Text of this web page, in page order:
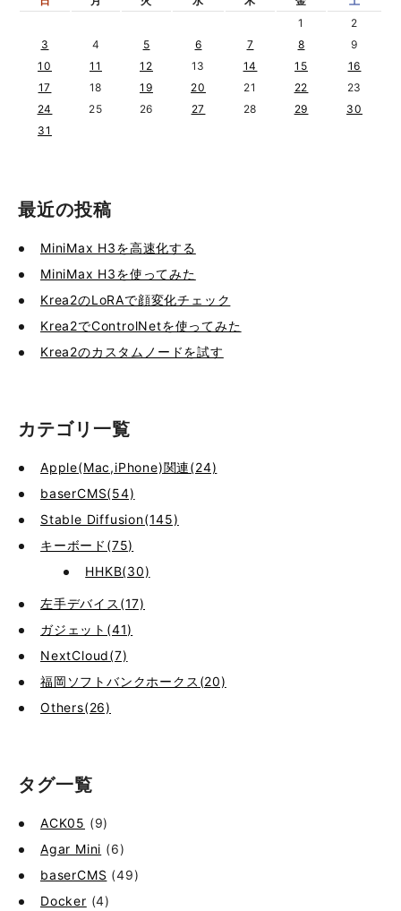
1
2
3
4 5 6 7 8
9
10
11 12 13 14 15
16
17
18 19 20 21 22
23
24
25 26 27 28 29
30
31
最近の投稿
MiniMax H3を高速化する
MiniMax H3を使ってみた
Krea2のLoRAで顔変化チェック
Krea2でControlNetを使ってみた
Krea2のカスタムノードを試す
カテゴリ一覧
Apple(Mac,iPhone)関連(24)
baserCMS(54)
Stable Diffusion(145)
キーボード(75)
HHKB(30)
左手デバイス(17)
ガジェット(41)
NextCloud(7)
福岡ソフトバンクホークス(20)
Others(26)
タグ一覧
ACK05 (9)
Agar Mini (6)
baserCMS (49)
Docker (4)